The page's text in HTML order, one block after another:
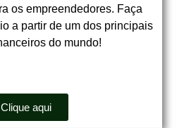
os empreendedores. Faça
a partir de um dos principais
do mundo!
Clique aqui